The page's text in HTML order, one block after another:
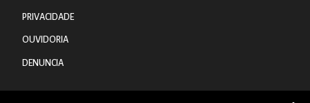
PRIVACIDADE
OUVIDORIA
DENUNCIA